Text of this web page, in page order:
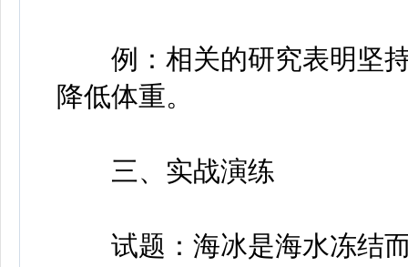
例：相关的研究表明坚持
降低体重。
三、实战演练
试题：海冰是海水冻结而